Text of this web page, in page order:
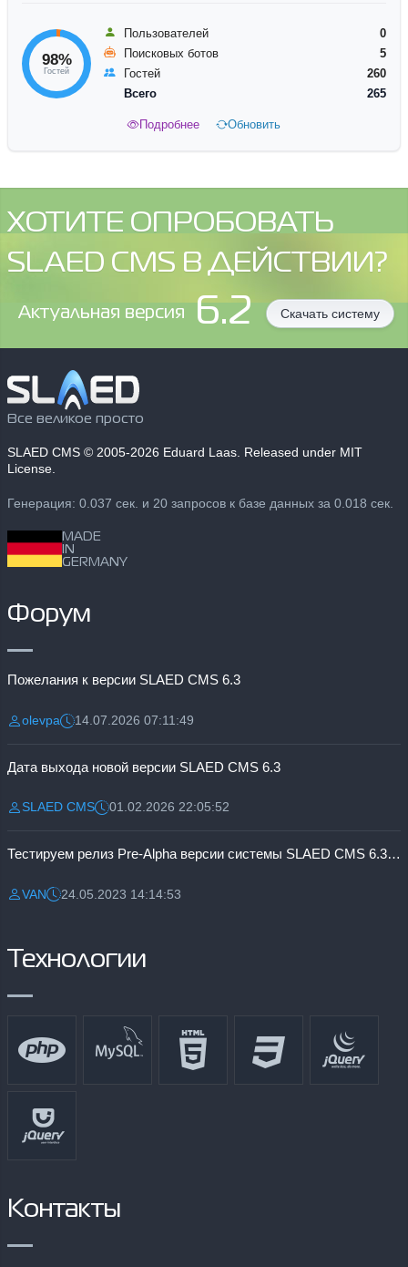
98%
Гостей
Пользователей
0
Поисковых ботов
5
Гостей
260
Всего
265
Подробнее Обновить
ХОТИТЕ ОПРОБОВАТЬ
SLAED CMS В ДЕЙСТВИИ?
Aктуальная версия 6.2 Скачать систему
Все великое просто
SLAED CMS © 2005-2026 Eduard Laas. Released under MIT
License.
Генерация: 0.037 сек. и 20 запросов к базе данных за 0.018 сек.
MADE
IN
GERMANY
Форум
Пожелания к версии SLAED CMS 6.3
Разместил:
olevpaДата:14.07.2026 07:11:49
Дата выхода новой версии SLAED CMS 6.3
Разместил:
SLAED CMSДата:01.02.2026 22:05:52
Тестируем релиз Pre-Alpha версии системы SLAED CMS 6.3 Pro
Разместил:
VANДата:24.05.2023 14:14:53
Технологии
Контакты